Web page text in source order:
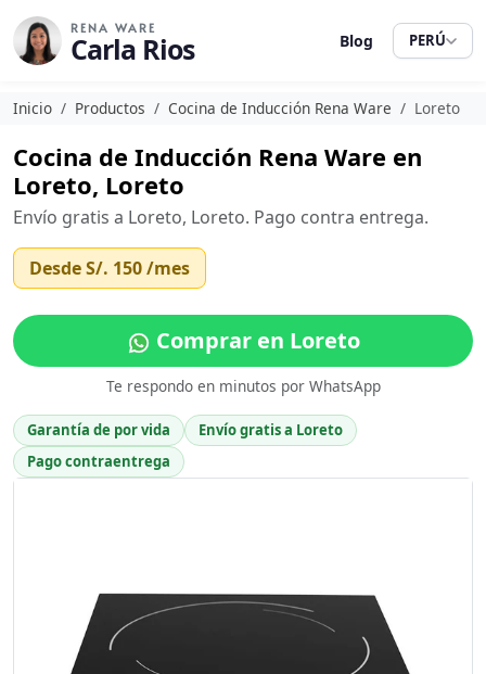
RENA WARE
Carla Rios Blog PERÚ
Inicio Productos Cocina de Inducción Rena Ware Loreto
Cocina de Inducción Rena Ware en
Loreto, Loreto
Envío gratis a Loreto, Loreto. Pago contra entrega.
DesdeS/. 150/mes
Comprar en Loreto
Te respondo en minutos por WhatsApp
Garantía de por vida
Envío gratis a Loreto
Pago contraentrega